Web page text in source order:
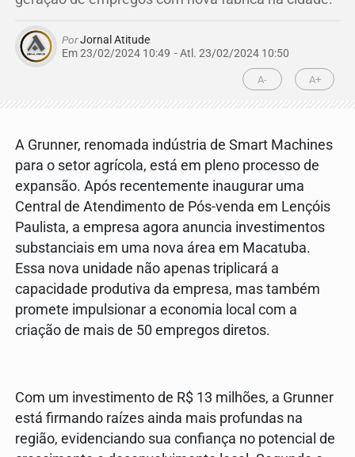
PorJornal Atitude
Em 23/02/2024 10:49 - Atl. 23/02/2024 10:50
A- A+
A Grunner, renomada indústria de Smart Machines
para o setor agrícola, está em pleno processo de
expansão. Após recentemente inaugurar uma
Central de Atendimento de Pós-venda em Lençóis
Paulista, a empresa agora anuncia investimentos
substanciais em uma nova área em Macatuba.
Essa nova unidade não apenas triplicará a
capacidade produtiva da empresa, mas também
promete impulsionar a economia local com a
criação de mais de 50 empregos diretos.
Com um investimento de R$ 13 milhões, a Grunner
está firmando raízes ainda mais profundas na
região, evidenciando sua confiança no potencial de